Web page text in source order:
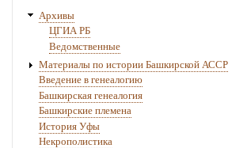
Архивы
ЦГИА РБ
Ведомственные
Материалы по истории Башкирской АССР
Введение в генеалогию
Башкирская генеалогия
Башкирские племена
История Уфы
Некрополистика